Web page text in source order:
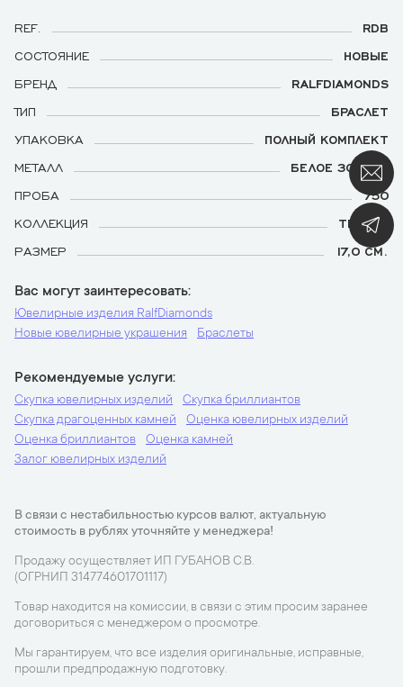
REF.
RDB
СОСТОЯНИЕ
НОВЫЕ
БРЕНД
RALFDIAMONDS
ТИП
БРАСЛЕТ
УПАКОВКА
ПОЛНЫЙ КОМПЛЕКТ
МЕТАЛЛ
БЕЛОЕ ЗОЛОТО
ПРОБА
750
КОЛЛЕКЦИЯ
ТЕННИС
РАЗМЕР
17,0 СМ.
Вас могут заинтересовать
Ювелирные изделия RalfDiamonds
Новые ювелирные украшения
Браслеты
Рекомендуемые услуги
Скупка ювелирных изделий
Скупка бриллиантов
Скупка драгоценных камней
Оценка ювелирных изделий
Оценка бриллиантов
Оценка камней
Залог ювелирных изделий
В связи с нестабильностью курсов валют, актуальную
стоимость в рублях уточняйте у менеджера!
Продажу осуществляет ИП ГУБАНОВ С.В.
(ОГРНИП 314774601701117)
Товар находится на комиссии, в связи с этим просим заранее
договориться с менеджером о просмотре.
Мы гарантируем, что все изделия оригинальные, исправные,
прошли предпродажную подготовку.